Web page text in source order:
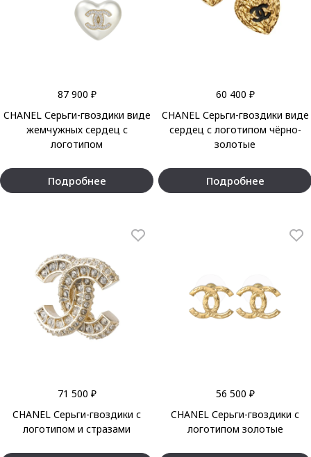
87 900 ₽
CHANEL Серьги-гвоздики виде
жемчужных сердец с
логотипом
Подробнее
60 400 ₽
CHANEL Серьги-гвоздики виде
сердец с логотипом чёрно-
золотые
Подробнее
71 500 ₽
CHANEL Серьги-гвоздики с
логотипом и стразами
56 500 ₽
CHANEL Серьги-гвоздики с
логотипом золотые